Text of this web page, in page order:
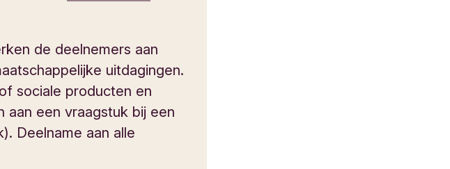
de deelnemers aan
uitdagingen.
sociale producten en
een vraagstuk bij een
Deelname aan alle